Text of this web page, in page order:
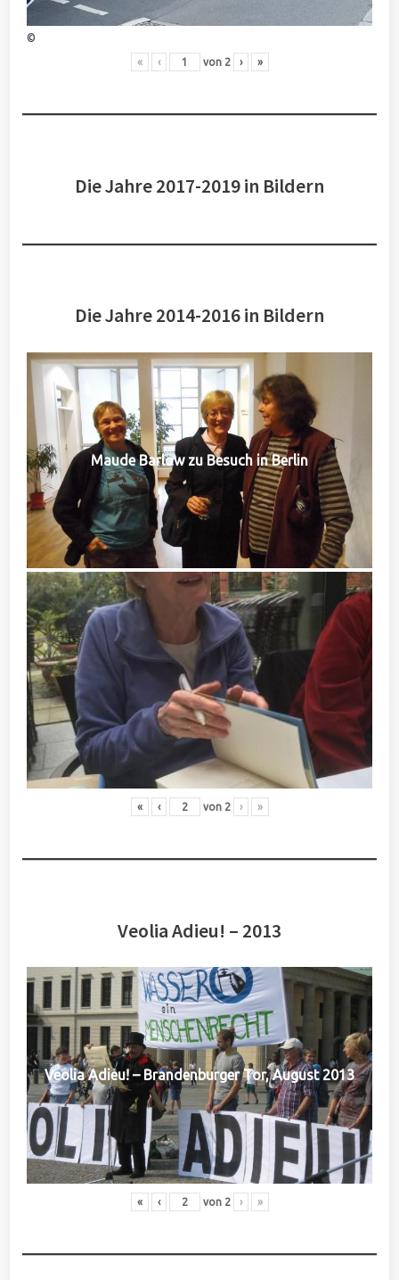
©
« ‹ von 2 › »
Die Jahre 2017-2019 in Bildern
Die Jahre 2014-2016 in Bildern
Maude Barlow zu Besuch in Berlin
« ‹ von 2 › »
Veolia Adieu! – 2013
Veolia Adieu! – Brandenburger Tor, August 2013
« ‹ von 2 › »